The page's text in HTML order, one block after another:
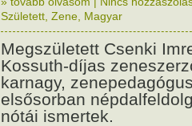
Született Zene Magyar
Megszületett Csenki
Kossuth-díjas
karnagy,
elsősorban
nótái ismertek.